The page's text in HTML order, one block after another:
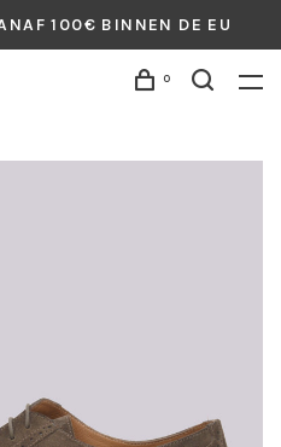
100€ BINNEN DE EU
0